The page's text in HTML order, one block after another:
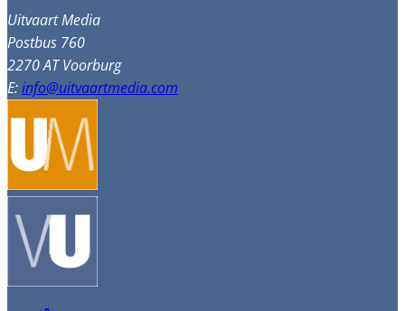
Uitvaart Media
Postbus 760
2270 AT Voorburg
E:info@uitvaartmedia.com